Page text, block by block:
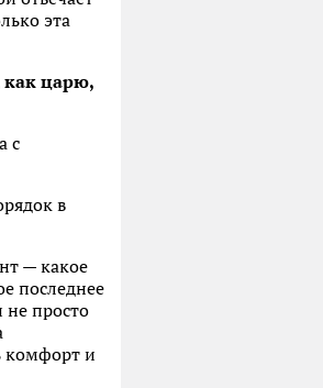
эта
как царю,
с
в
— какое
последнее
не просто
комфорт и